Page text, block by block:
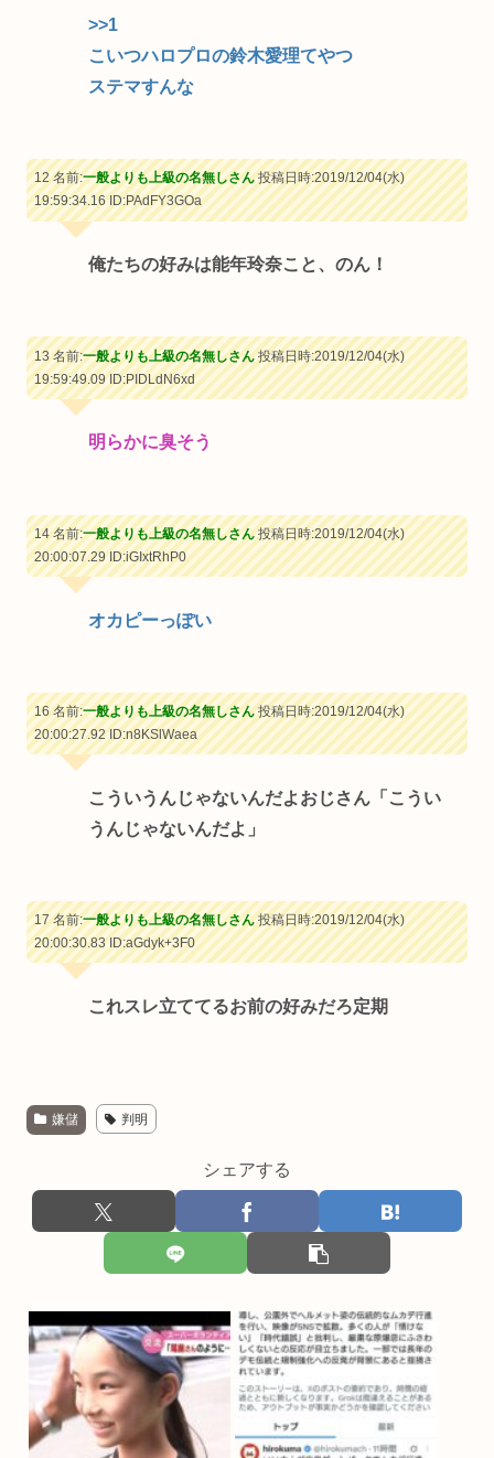
>>1
こいつハロプロの鈴木愛理てやつ
ステマすんな
12 名前:一般よりも上級の名無しさん投稿日時:2019/12/04(水)
19:59:34.16ID:PAdFY3GOa
俺たちの好みは能年玲奈こと、のん！
13 名前:一般よりも上級の名無しさん投稿日時:2019/12/04(水)
19:59:49.09ID:PIDLdN6xd
明らかに臭そう
14 名前:一般よりも上級の名無しさん投稿日時:2019/12/04(水)
20:00:07.29ID:iGIxtRhP0
オカピーっぽい
16 名前:一般よりも上級の名無しさん投稿日時:2019/12/04(水)
20:00:27.92ID:n8KSlWaea
こういうんじゃないんだよおじさん「こうい
うんじゃないんだよ」
17 名前:一般よりも上級の名無しさん投稿日時:2019/12/04(水)
20:00:30.83ID:aGdyk+3F0
これスレ立ててるお前の好みだろ定期
嫌儲 判明
シェアする